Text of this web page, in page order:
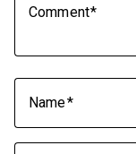
Comment
Name